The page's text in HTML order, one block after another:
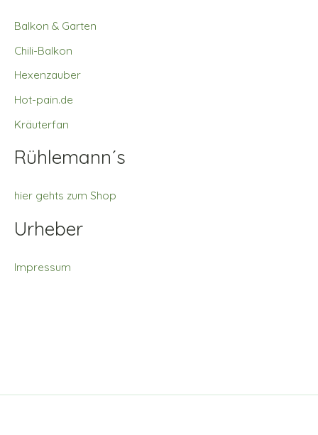
Balkon & Garten
Chili-Balkon
Hexenzauber
Hot-pain.de
Kräuterfan
Rühlemann´s
hier gehts zum Shop
Urheber
Impressum